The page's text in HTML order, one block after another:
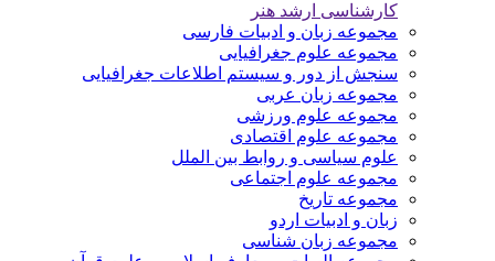
کارشناسی ارشد هنر
مجموعه زبان و ادبیات فارسی
مجموعه علوم جغرافیایی
سنجش از دور و سیستم اطلاعات جغرافیایی
مجموعه زبان عربی
مجموعه علوم ورزشی
مجموعه علوم اقتصادی
علوم سیاسی و روابط بین الملل
مجموعه علوم اجتماعی
مجموعه تاریخ
زبان و ادبیات اردو
مجموعه زبان شناسی